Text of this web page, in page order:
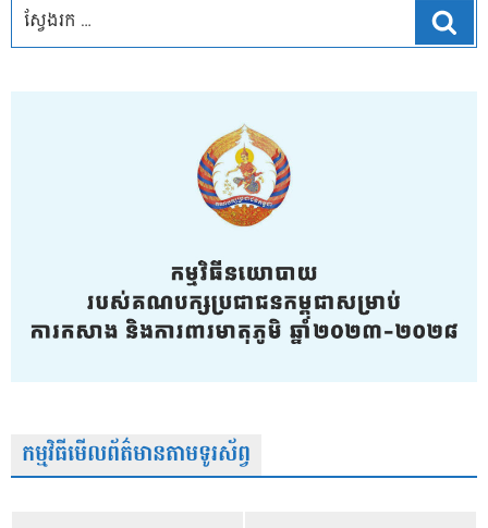
កម្មវិធីមើលព័ត៌មានតាមទូរស័ព្វ